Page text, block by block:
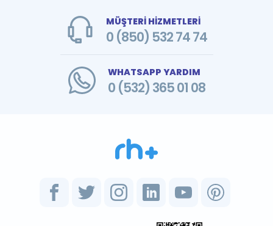
MÜŞTERİ HİZMETLERİ
0 (850) 532 74 74
WHATSAPP YARDIM
0 (532) 365 01 08